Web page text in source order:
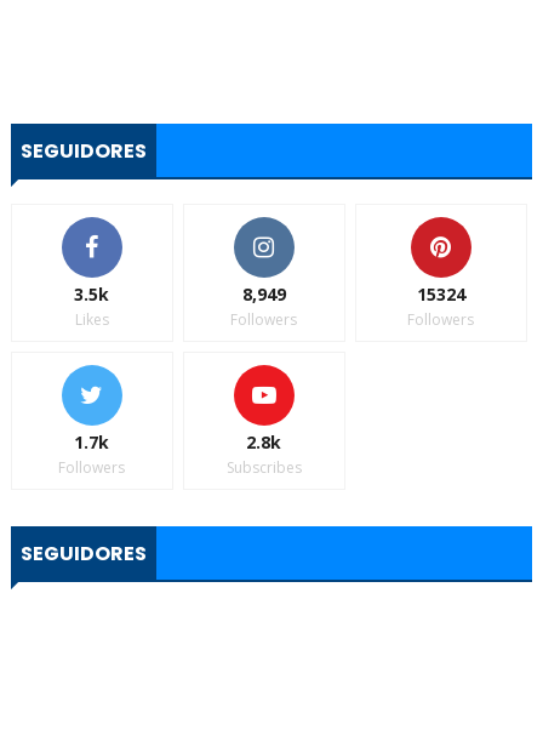
SEGUIDORES
3.5k
Likes
8,949
Followers
15324
Followers
1.7k
Followers
2.8k
Subscribes
SEGUIDORES